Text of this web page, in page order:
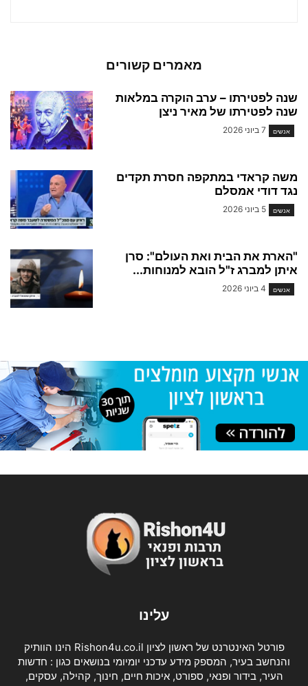
מאמרים קשורים
שנה לפטירתו – ערב הוקרה במלאות
שנה לפטירתו של מאיר ניצן
אנשים 7 ביוני 2026
משה קראדי במתקפה חסרת תקדים
נגד דודי אמסלם
אנשים 5 ביוני 2026
"הארת את הבית ואת העולם": סרן
איתן למברג ז"ל הובא למנוחות...
אנשים 4 ביוני 2026
עלינו
פורטל האינטרנט של ראשון לציון Rishon4u.co.il הינו הוותיק
והנחשב בעיר, המספק מידע עדכני יומיומי בנושאים כגון : חדשות
העיר, בידור ופנאי, ספורט, איכות חיים, חינוך, קהילה, עסקים,